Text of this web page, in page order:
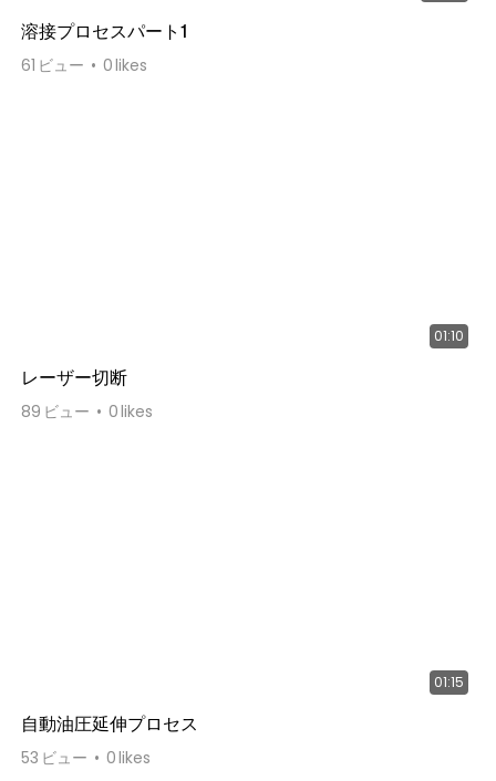
溶接プロセスパート1
61 ビュー 0likes
01:10
レーザー切断
89 ビュー 0likes
01:15
自動油圧延伸プロセス
53 ビュー 0likes